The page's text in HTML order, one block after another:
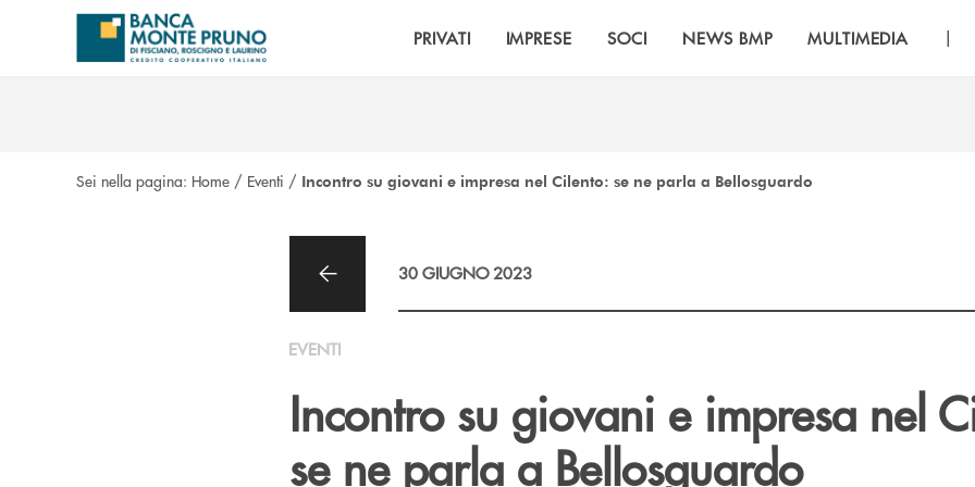
Salta al contenuto principale
PRIVATI IMPRESE SOCI NEWS BMP MULTIMEDIA |
Sei nella pagina: Home / Eventi / Incontro su giovani e impresa nel Cilento: se ne parla a Bellosguardo
30 GIUGNO 2023
EVENTI
Incontro su giovani e impresa nel
se ne parla a Bellosguardo